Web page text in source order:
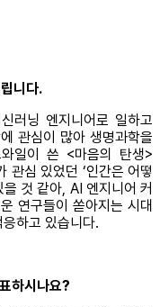
니다.
러닝 엔지니어로 일하고
관심이 많아 생명과학을
일이 쓴 <마음의 탄생>
관심 있었던 ‘인간은 어떻
것 같아, AI 엔지니어 커
연구들이 쏟아지는 시대
하고 있습니다.
하시나요?